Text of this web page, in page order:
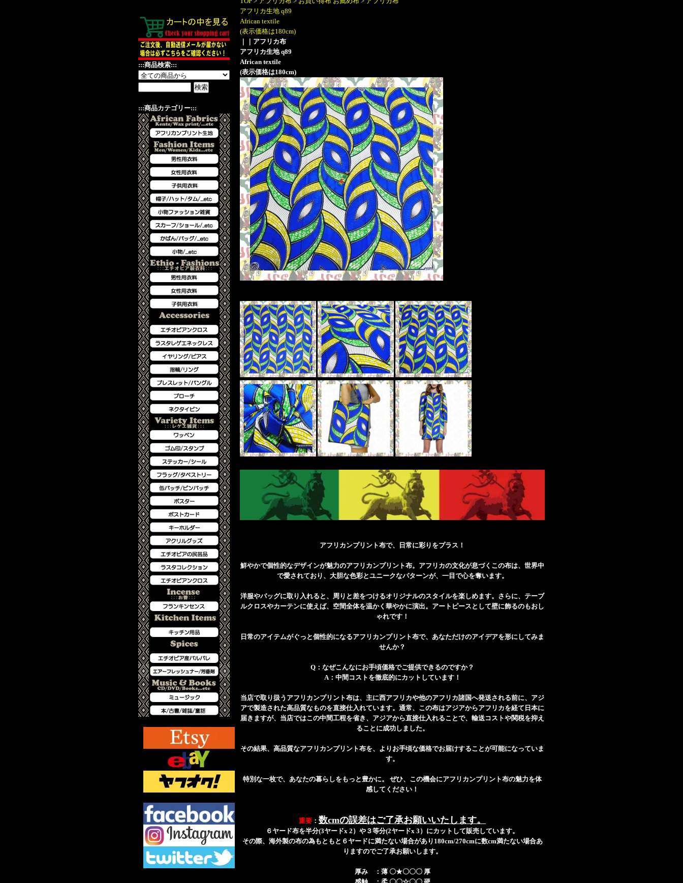
:::商品検索:::
:::商品カテゴリー:::
アフリカ生地 q89
African textile
(表示価格は180cm)
｜アフリカ布
アフリカ生地 q89
African textile
(表示価格は180cm)
アフリカンプリント布で、日常に彩りをプラス！
鮮やかで個性的なデザインが魅力のアフリカンプリント布。アフリカの文化が息づくこの布は、世界中
で愛されており、大胆な色彩とユニークなパターンが、一目で心を奪います。
洋服やバッグに取り入れると、周りと差をつけるオリジナルのスタイルを楽しめます。さらに、テーブ
ルクロスやカーテンに使えば、空間全体を温かく華やかに演出。アートピースとして壁に飾るのもおし
ゃれです！
日常のアイテムがぐっと個性的になるアフリカンプリント布で、あなただけのアイデアを形にしてみま
せんか？
Q：なぜこんなにお手頃価格でご提供できるのですか？
A：中間コストを徹底的にカットしています！
当店で取り扱うアフリカンプリント布は、主に西アフリカや他のアフリカ諸国へ発送される前に、アジ
アで製造された高品質なものを直接仕入れています。通常、この布はアジアからアフリカを経て日本に
届きますが、当店ではこの中間工程を省き、アジアから直接仕入れることで、輸送コストや関税を抑え
ることに成功しました。
その結果、高品質なアフリカンプリント布を、よりお手頃な価格でお届けすることが可能になっていま
す。
特別な一枚で、あなたの暮らしをもっと豊かに。 ぜひ、この機会にアフリカンプリント布の魅力を体
感してください！
重要 ： 数cmの誤差はご了承お願いいたします。
６ヤード布を半分(3ヤードx 2）や３等分(2ヤードx 3）にカットして販売しています。
その際、海外製の布の為もともと６ヤードに満たない場合があり180cm/270cmに数cm満たない場合あ
りますのでご了承お願いします。
厚み ：薄 〇★〇〇〇 厚